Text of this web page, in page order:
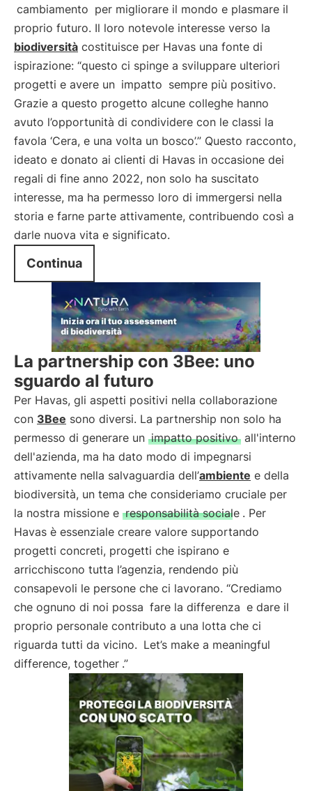
cambiamento per migliorare il mondo e plasmare il
proprio futuro. Il loro notevole interesse verso la
biodiversità costituisce per Havas una fonte di
ispirazione: “questo ci spinge a sviluppare ulteriori
progetti e avere un impatto sempre più positivo.
Grazie a questo progetto alcune colleghe hanno
avuto l’opportunità di condividere con le classi la
favola ‘Cera, e una volta un bosco’.” Questo racconto,
ideato e donato ai clienti di Havas in occasione dei
regali di fine anno 2022, non solo ha suscitato
interesse, ma ha permesso loro di immergersi nella
storia e farne parte attivamente, contribuendo così a
darle nuova vita e significato.
Continua
La partnership con 3Bee: uno
sguardo al futuro
Per Havas, gli aspetti positivi nella collaborazione
con 3Bee sono diversi. La partnership non solo ha
permesso di generare un impatto positivo all'interno
dell'azienda, ma ha dato modo di impegnarsi
attivamente nella salvaguardia dell’ambiente e della
biodiversità, un tema che consideriamo cruciale per
la nostra missione e responsabilità sociale . Per
Havas è essenziale creare valore supportando
progetti concreti, progetti che ispirano e
arricchiscono tutta l’agenzia, rendendo più
consapevoli le persone che ci lavorano. “Crediamo
che ognuno di noi possa fare la differenza e dare il
proprio personale contributo a una lotta che ci
riguarda tutti da vicino. Let’s make a meaningful
difference, together .”